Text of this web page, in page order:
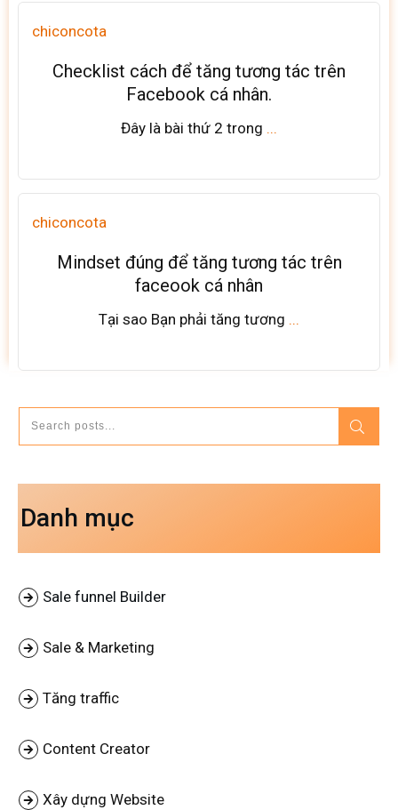
chiconcota
Checklist cách để tăng tương tác trên
Facebook cá nhân.
Đây là bài thứ 2 trong ...
chiconcota
Mindset đúng để tăng tương tác trên
faceook cá nhân
Tại sao Bạn phải tăng tương ...
Danh mục
Sale funnel Builder
Sale & Marketing
Tăng traffic
Content Creator
Xây dựng Website